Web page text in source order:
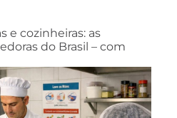
e cozinheiras: as
do Brasil – com